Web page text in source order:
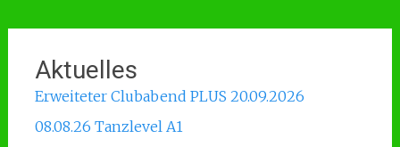
Aktuelles
Erweiteter Clubabend PLUS 20.09.2026
08.08.26 Tanzlevel A1